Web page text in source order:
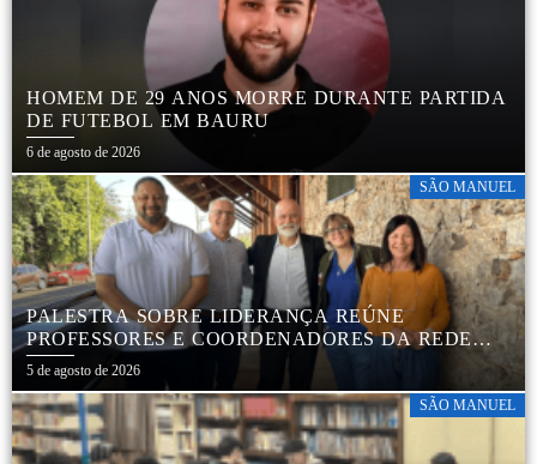
HOMEM DE 29 ANOS MORRE DURANTE PARTIDA
DE FUTEBOL EM BAURU
6 de agosto de 2026
SÃO MANUEL
PALESTRA SOBRE LIDERANÇA REÚNE
PROFESSORES E COORDENADORES DA REDE
MUNICIPAL
5 de agosto de 2026
SÃO MANUEL